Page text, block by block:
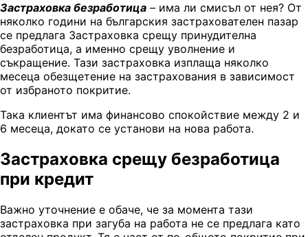
Застраховка безработица – има ли смисъл от нея? От
няколко години на българския застрахователен пазар
се предлага Застраховка срещу принудителна
безработица, а именно срещу уволнение и
съкращение. Тази застраховка изплаща няколко
месеца обезщетение на застрахования в зависимост
от избраното покритие.
Така клиентът има финансово спокойствие между 2 и
6 месеца, докато се установи на нова работа.
Застраховка срещу безработица
при кредит
Важно уточнение е обаче, че за момента тази
застраховка при загуба на работа не се предлага като